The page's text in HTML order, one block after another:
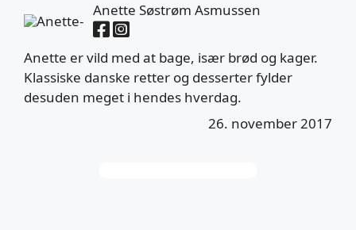
Anette Søstrøm Asmussen
Anette er vild med at bage, især brød og kager.
Klassiske danske retter og desserter fylder
desuden meget i hendes hverdag.
26. november 2017